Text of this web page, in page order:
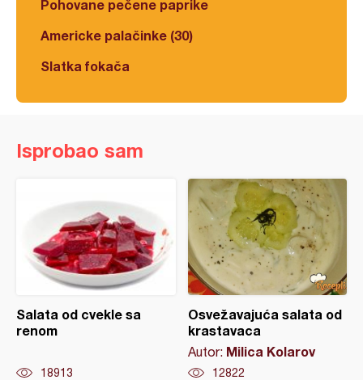
Pohovane pečene paprike
Americke palačinke (30)
Slatka fokača
Isprobao sam
Salata od cvekle sa
renom
18913
Osvežavajuća salata od
krastavaca
Autor: Milica Kolarov
12822